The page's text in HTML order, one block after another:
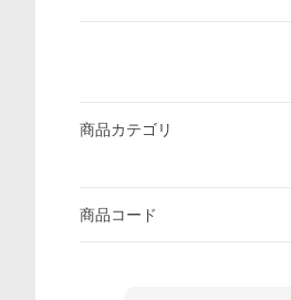
商品カテゴリ
商品コード